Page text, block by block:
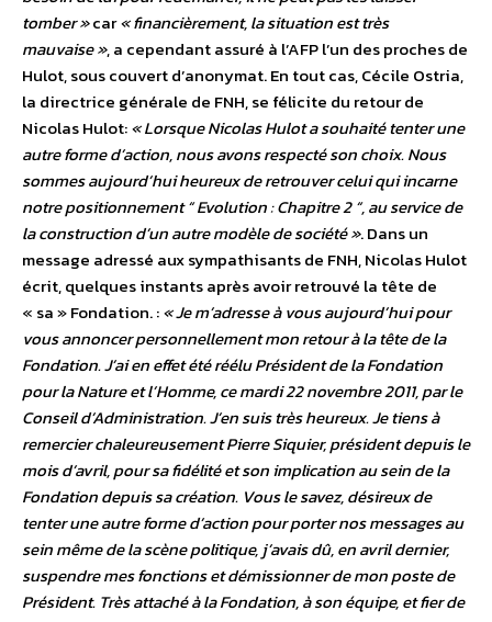
tomber »car« financièrement, la situation est très
mauvaise », a cependant assuré à l’AFP l’un des proches de
Hulot, sous couvert d’anonymat. En tout cas, Cécile Ostria,
la directrice générale de FNH, se félicite du retour de
Nicolas Hulot:« Lorsque Nicolas Hulot a souhaité tenter une
autre forme d’action, nous avons respecté son choix. Nous
sommes aujourd’hui heureux de retrouver celui qui incarne
notre positionnement “ Evolution : Chapitre 2 “, au service de
la construction d’un autre modèle de société ». Dans un
message adressé aux sympathisants de FNH, Nicolas Hulot
écrit, quelques instants après avoir retrouvé la tête de
« sa » Fondation. :« Je m’adresse à vous aujourd’hui pour
vous annoncer personnellement mon retour à la tête de la
Fondation. J’ai en effet été réélu Président de la Fondation
pour la Nature et l’Homme, ce mardi 22 novembre 2011, par le
Conseil d’Administration. J’en suis très heureux. Je tiens à
remercier chaleureusement Pierre Siquier, président depuis le
mois d’avril, pour sa fidélité et son implication au sein de la
Fondation depuis sa création. Vous le savez, désireux de
tenter une autre forme d’action pour porter nos messages au
sein même de la scène politique, j’avais dû, en avril dernier,
suspendre mes fonctions et démissionner de mon poste de
Président. Très attaché à la Fondation, à son équipe, et fier de